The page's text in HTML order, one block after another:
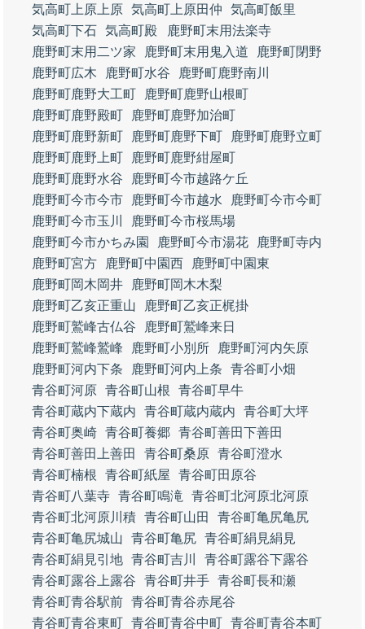
気高町上原上原 気高町上原田仲
気高町飯里
気高町下石 気高町殿
鹿野町末用法楽寺
鹿野町末用二ツ家
鹿野町末用鬼入道
鹿野町閉野
鹿野町広木
鹿野町水谷
鹿野町鹿野南川
鹿野町鹿野大工町
鹿野町鹿野山根町
鹿野町鹿野殿町
鹿野町鹿野加治町
鹿野町鹿野新町
鹿野町鹿野下町
鹿野町鹿野立町
鹿野町鹿野上町
鹿野町鹿野紺屋町
鹿野町鹿野水谷
鹿野町今市越路ケ丘
鹿野町今市今市
鹿野町今市越水
鹿野町今市今町
鹿野町今市玉川
鹿野町今市桜馬場
鹿野町今市かちみ園
鹿野町今市湯花
鹿野町寺内
鹿野町宮方
鹿野町中園西
鹿野町中園東
鹿野町岡木岡井
鹿野町岡木木梨
鹿野町乙亥正重山
鹿野町乙亥正梶掛
鹿野町鷲峰古仏谷
鹿野町鷲峰来日
鹿野町鷲峰鷲峰
鹿野町小別所
鹿野町河内矢原
鹿野町河内下条
鹿野町河内上条
青谷町小畑
青谷町河原 青谷町山根
青谷町早牛
青谷町蔵内下蔵内
青谷町蔵内蔵内
青谷町大坪
青谷町奥崎 青谷町養郷 青谷町善田下善田
青谷町善田上善田
青谷町桑原 青谷町澄水
青谷町楠根
青谷町紙屋
青谷町田原谷
青谷町八葉寺 青谷町鳴滝
青谷町北河原北河原
青谷町北河原川積 青谷町山田
青谷町亀尻亀尻
青谷町亀尻城山
青谷町亀尻 青谷町絹見絹見
青谷町絹見引地 青谷町吉川
青谷町露谷下露谷
青谷町露谷上露谷
青谷町井手 青谷町長和瀬
青谷町青谷駅前 青谷町青谷赤尾谷
青谷町青谷東町 青谷町青谷中町 青谷町青谷本町